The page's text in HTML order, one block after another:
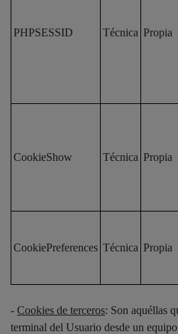
PHPSESSID Técnica Propia
CookieShow Técnica Propia
CookiePreferences Técnica Propia
- Cookies de terceros: Son aquéllas
terminal del Usuario desde un